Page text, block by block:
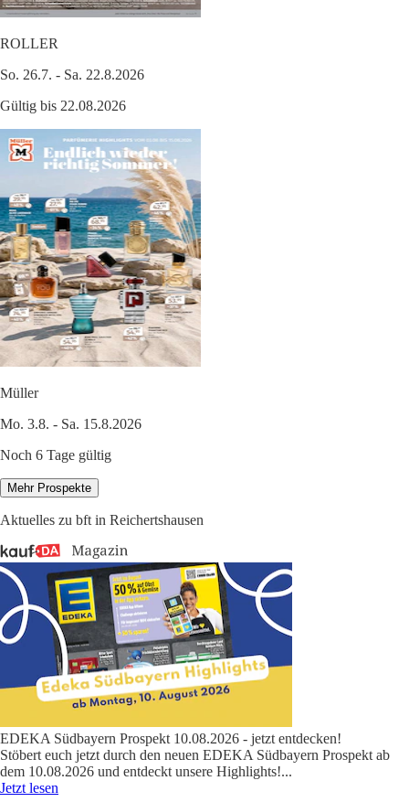
ROLLER
So. 26.7. - Sa. 22.8.2026
Gültig bis 22.08.2026
Müller
Mo. 3.8. - Sa. 15.8.2026
Noch 6 Tage gültig
Mehr Prospekte
Aktuelles zu bft in Reichertshausen
EDEKA Südbayern Prospekt 10.08.2026 - jetzt entdecken!
Stöbert euch jetzt durch den neuen EDEKA Südbayern Prospekt ab
dem 10.08.2026 und entdeckt unsere Highlights!...
Jetzt lesen